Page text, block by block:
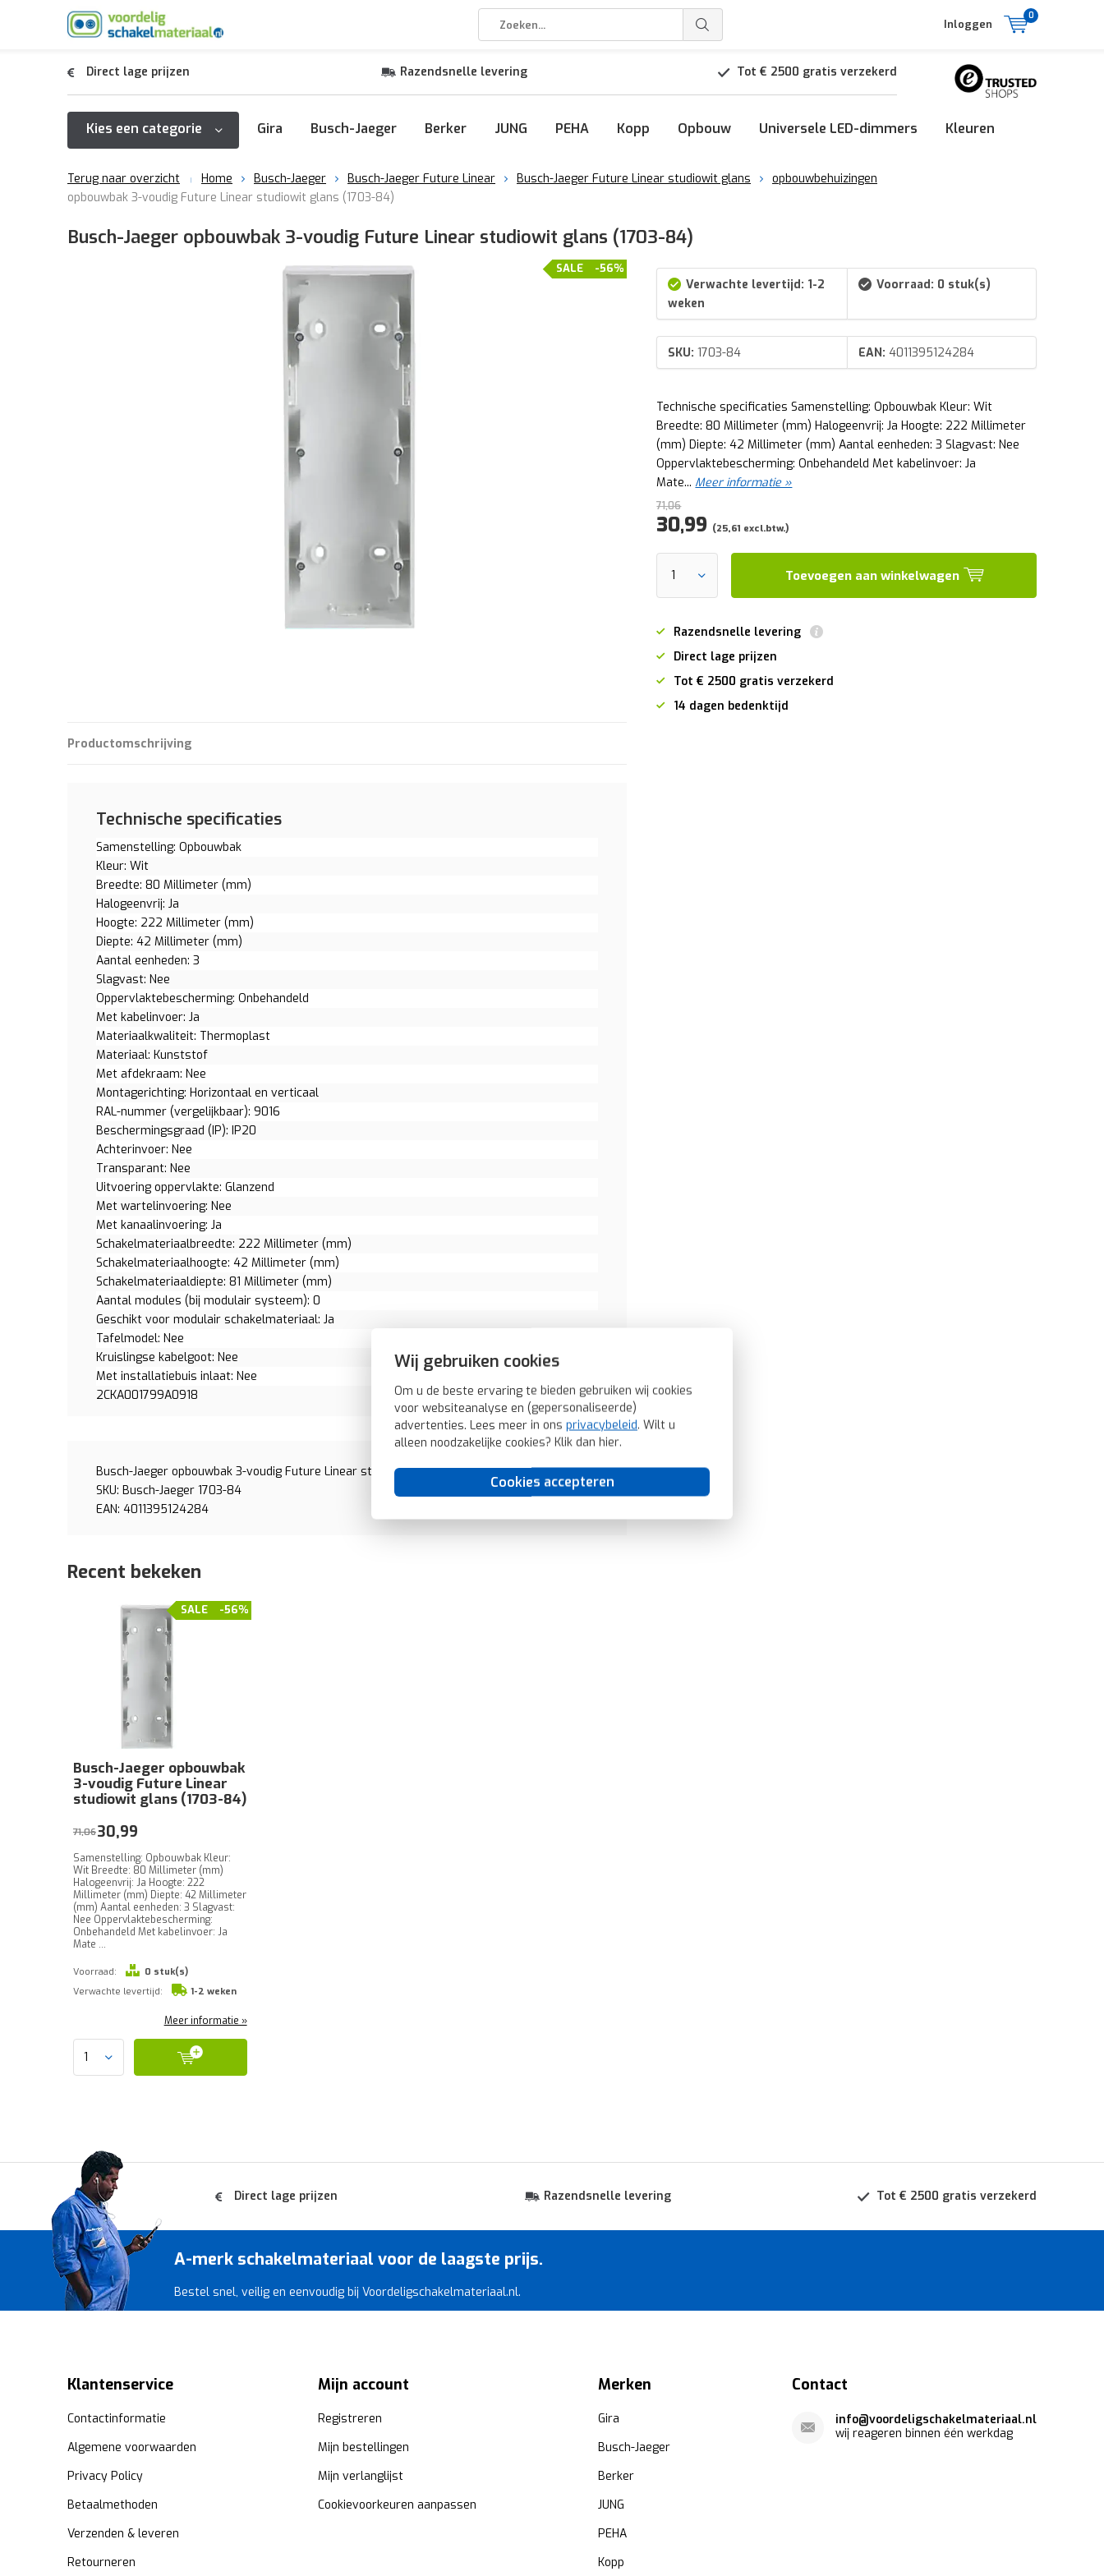
Wij gebruiken cookies
Om u de beste ervaring te bieden gebruiken wij cookies
voor websiteanalyse en (gepersonaliseerde)
advertenties. Lees meer in ons privacybeleid. Wilt u
alleen noodzakelijke cookies? Klik dan hier.
Cookies accepteren
Inloggen
0
Direct lage prijzen Razendsnelle levering Tot € 2500 gratis verzekerd
Kies een categorie Gira Busch-Jaeger Berker JUNG PEHA Kopp Opbouw Universele LED-dimmers Kleuren
Terug naar overzicht Home Busch-Jaeger Busch-Jaeger Future Linear Busch-Jaeger Future Linear studiowit glans
opbouwbehuizingen
opbouwbak 3-voudig Future Linear studiowit glans (1703-84)
Busch-Jaeger opbouwbak 3-voudig Future Linear studiowit glans (1703-84)
-56%
SALE
Verwachte levertijd: 1-2
weken
Voorraad: 0 stuk(s)
SKU: 1703-84 EAN: 4011395124284
Technische specificaties Samenstelling: Opbouwbak Kleur: Wit
Breedte: 80 Millimeter (mm) Halogeenvrij: Ja Hoogte: 222 Millimeter
(mm) Diepte: 42 Millimeter (mm) Aantal eenheden: 3 Slagvast: Nee
Oppervlaktebescherming: Onbehandeld Met kabelinvoer: Ja
Mate... Meer informatie »
71,06
30,99 (25,61 excl.btw.)
Toevoegen aan winkelwagen
Razendsnelle levering
Direct lage prijzen
Tot € 2500 gratis verzekerd
14 dagen bedenktijd
Productomschrijving
Technische specificaties
Samenstelling: Opbouwbak
Kleur: Wit
Breedte: 80 Millimeter (mm)
Halogeenvrij: Ja
Hoogte: 222 Millimeter (mm)
Diepte: 42 Millimeter (mm)
Aantal eenheden: 3
Slagvast: Nee
Oppervlaktebescherming: Onbehandeld
Met kabelinvoer: Ja
Materiaalkwaliteit: Thermoplast
Materiaal: Kunststof
Met afdekraam: Nee
Montagerichting: Horizontaal en verticaal
RAL-nummer (vergelijkbaar): 9016
Beschermingsgraad (IP): IP20
Achterinvoer: Nee
Transparant: Nee
Uitvoering oppervlakte: Glanzend
Met wartelinvoering: Nee
Met kanaalinvoering: Ja
Schakelmateriaalbreedte: 222 Millimeter (mm)
Schakelmateriaalhoogte: 42 Millimeter (mm)
Schakelmateriaaldiepte: 81 Millimeter (mm)
Aantal modules (bij modulair systeem): 0
Geschikt voor modulair schakelmateriaal: Ja
Tafelmodel: Nee
Kruislingse kabelgoot: Nee
Met installatiebuis inlaat: Nee
2CKA001799A0918
Busch-Jaeger opbouwbak 3-voudig Future Linear studiowit glans (1703-84)
SKU: Busch-Jaeger 1703-84
EAN: 4011395124284
Recent bekeken
-56%
SALE
Busch-Jaeger opbouwbak
3-voudig Future Linear
studiowit glans (1703-84)
Samenstelling: Opbouwbak Kleur:
Wit Breedte: 80 Millimeter (mm)
Halogeenvrij: Ja Hoogte: 222
Millimeter (mm) Diepte: 42 Millimeter
(mm) Aantal eenheden: 3 Slagvast:
Nee Oppervlaktebescherming:
Onbehandeld Met kabelinvoer: Ja
Mate ...
Voorraad:
0 stuk(s)
Verwachte levertijd:
1-2 weken
71,0630,99
Meer informatie »
Direct lage prijzen Razendsnelle levering Tot € 2500 gratis verzekerd
A-merk schakelmateriaal voor de laagste prijs.
Bestel snel, veilig en eenvoudig bij Voordeligschakelmateriaal.nl.
Klantenservice
Contactinformatie
Algemene voorwaarden
Privacy Policy
Betaalmethoden
Verzenden & leveren
Retourneren
Mijn account
Registreren
Mijn bestellingen
Mijn verlanglijst
Cookievoorkeuren aanpassen
Merken
Gira
Busch-Jaeger
Berker
JUNG
PEHA
Kopp
Contact
info@voordeligschakelmateriaal.nl
wij reageren binnen één werkdag